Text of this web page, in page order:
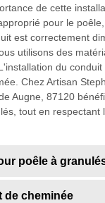
de cette
pour le
est correctement
utilisons des
du
Chez Artisan
Augne, 87120
tout en respectant
poêle à
de cheminée